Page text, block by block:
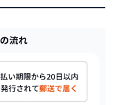
安なら不動産売